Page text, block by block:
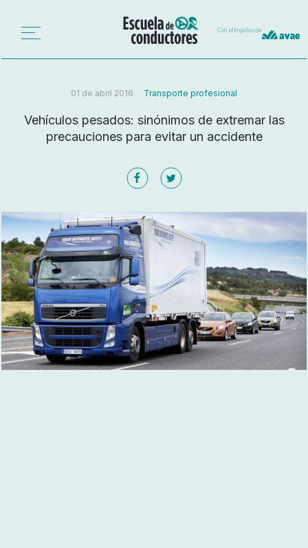
Con el impulso de
01 de abril 2016 Transporte profesional
Vehículos pesados: sinónimos de extremar las
precauciones para evitar un accidente